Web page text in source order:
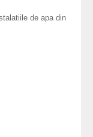
de apa din